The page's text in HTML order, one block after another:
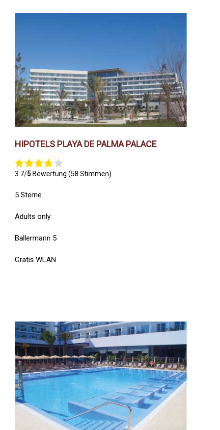
HIPOTELS PLAYA DE PALMA PALACE
3.7/5 Bewertung (58 Stimmen)
5 Sterne
Adults only
Ballermann 5
Gratis WLAN